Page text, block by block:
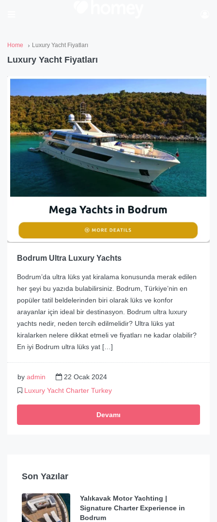
Home Luxury Yacht Fiyatları
Luxury Yacht Fiyatları
Bodrum Ultra Luxury Yachts
Bodrum’da ultra lüks yat kiralama konusunda merak edilen
her şeyi bu yazıda bulabilirsiniz. Bodrum, Türkiye’nin en
popüler tatil beldelerinden biri olarak lüks ve konfor
arayanlar için ideal bir destinasyon. Bodrum ultra luxury
yachts nedir, neden tercih edilmelidir? Ultra lüks yat
kiralarken nelere dikkat etmeli ve fiyatları ne kadar olabilir?
En iyi Bodrum ultra lüks yat […]
by admin
22 Ocak 2024
Luxury Yacht Charter Turkey
Devamı
Son Yazılar
Yalıkavak Motor Yachting |
Signature Charter Experience in
Bodrum